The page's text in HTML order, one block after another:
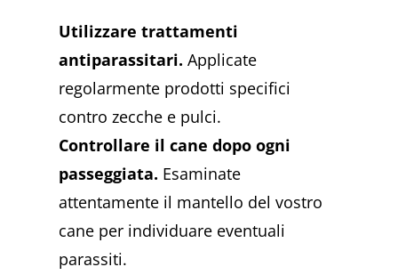
Utilizzare trattamenti
antiparassitari. Applicate
regolarmente prodotti specifici
contro zecche e pulci.
Controllare il cane dopo ogni
passeggiata. Esaminate
attentamente il mantello del vostro
cane per individuare eventuali
parassiti.